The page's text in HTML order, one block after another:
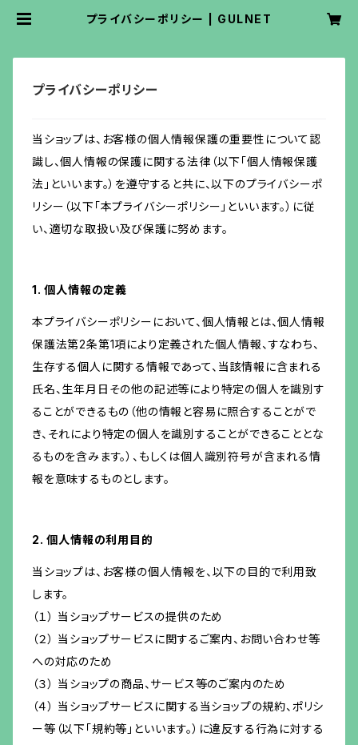
プライバシーポリシー | GULNET
プライバシーポリシー
当ショップは、お客様の個人情報保護の重要性について認
識し、個人情報の保護に関する法律（以下「個人情報保護
法」といいます。）を遵守すると共に、以下のプライバシーポ
リシー（以下「本プライバシーポリシー」といいます。）に従
い、適切な取扱い及び保護に努めます。
1. 個人情報の定義
本プライバシーポリシーにおいて、個人情報とは、個人情報
保護法第2条第1項により定義された個人情報、すなわち、
生存する個人に関する情報であって、当該情報に含まれる
氏名、生年月日その他の記述等により特定の個人を識別す
ることができるもの（他の情報と容易に照合することがで
き、それにより特定の個人を識別することができることとな
るものを含みます。）、もしくは個人識別符号が含まれる情
報を意味するものとします。
2. 個人情報の利用目的
当ショップは、お客様の個人情報を、以下の目的で利用致
します。
（１） 当ショップサービスの提供のため
（２） 当ショップサービスに関するご案内、お問い合わせ等
への対応のため
（３） 当ショップの商品、サービス等のご案内のため
（４） 当ショップサービスに関する当ショップの規約、ポリシ
ー等（以下「規約等」といいます。）に違反する行為に対する